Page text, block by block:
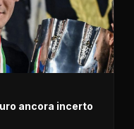
ancora incerto